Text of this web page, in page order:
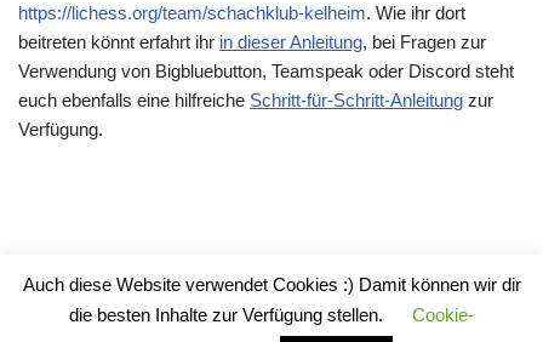
https://lichess.org/team/schachklub-kelheim. Wie ihr dort
beitreten könnt erfahrt ihr in dieser Anleitung, bei Fragen zur
Verwendung von Bigbluebutton, Teamspeak oder Discord steht
euch ebenfalls eine hilfreiche Schritt-für-Schritt-Anleitung zur
Verfügung.
Impressum
Datenschutzerklärung
Auch diese Website verwendet Cookies :) Damit können wir dir
die besten Inhalte zur Verfügung stellen.
Cookie-